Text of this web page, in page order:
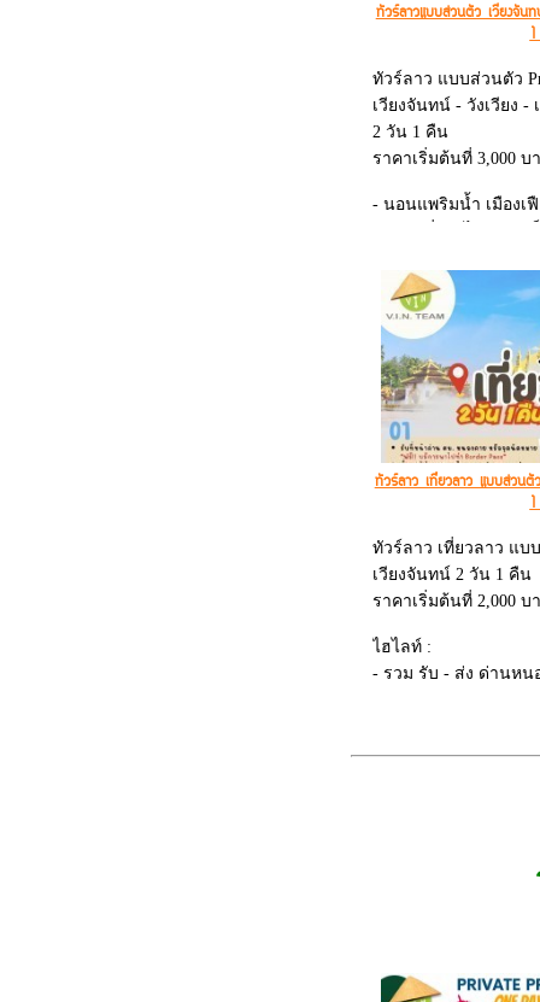
ทัวร์ลาวแบบส่วนตัว เวียงจั
ทัวร์ลาว แบบส่วนตัว
เวียงจันทน์ - วังเวียง -
2 วัน 1 คืน
ราคาเริ่มต้นที่ 3,000 บ
- นอนแพริมน้ำ เมืองเ
- ผาหนามไซย - บลูลา
- ซากูระบาร์
- ชมพระธาตุหลวง -
ทัวร์ลาว เที่ยวลาว แบบส่ว
ทัวร์ลาว เที่ยวลาว แ
เวียงจันทน์ 2 วัน 1 คืน
ราคาเริ่มต้นที่ 2,000 บ
ไฮไลท์ :
- รวม รับ - ส่ง ด่านหน
- วัดศรีเมือง